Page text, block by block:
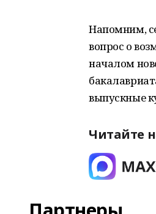
Напомним,
вопрос о
началом
выпускные
Читайте